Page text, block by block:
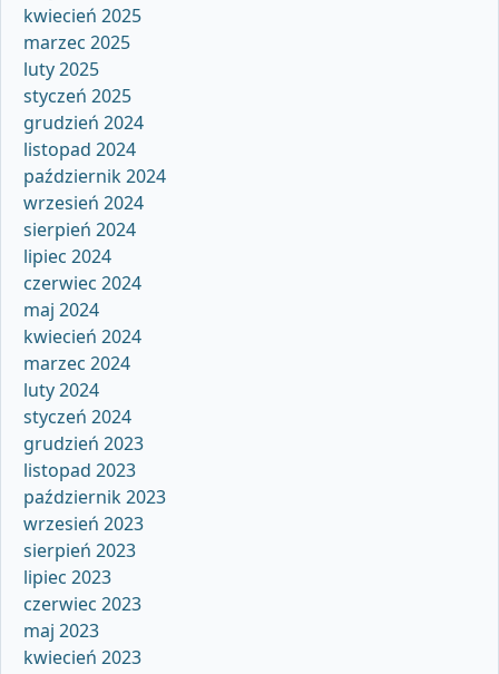
kwiecień 2025
marzec 2025
luty 2025
styczeń 2025
grudzień 2024
listopad 2024
październik 2024
wrzesień 2024
sierpień 2024
lipiec 2024
czerwiec 2024
maj 2024
kwiecień 2024
marzec 2024
luty 2024
styczeń 2024
grudzień 2023
listopad 2023
październik 2023
wrzesień 2023
sierpień 2023
lipiec 2023
czerwiec 2023
maj 2023
kwiecień 2023